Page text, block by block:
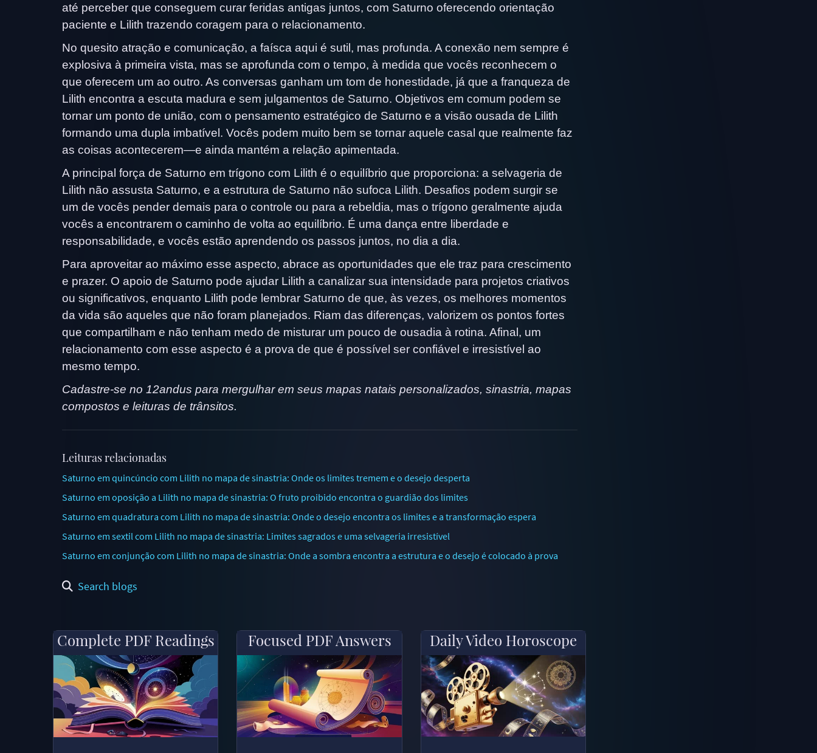
até perceber que conseguem curar feridas antigas juntos, com Saturno oferecendo orientação
paciente e Lilith trazendo coragem para o relacionamento.
No quesito atração e comunicação, a faísca aqui é sutil, mas profunda. A conexão nem sempre é
explosiva à primeira vista, mas se aprofunda com o tempo, à medida que vocês reconhecem o
que oferecem um ao outro. As conversas ganham um tom de honestidade, já que a franqueza de
Lilith encontra a escuta madura e sem julgamentos de Saturno. Objetivos em comum podem se
tornar um ponto de união, com o pensamento estratégico de Saturno e a visão ousada de Lilith
formando uma dupla imbatível. Vocês podem muito bem se tornar aquele casal que realmente faz
as coisas acontecerem—e ainda mantém a relação apimentada.
A principal força de Saturno em trígono com Lilith é o equilíbrio que proporciona: a selvageria de
Lilith não assusta Saturno, e a estrutura de Saturno não sufoca Lilith. Desafios podem surgir se
um de vocês pender demais para o controle ou para a rebeldia, mas o trígono geralmente ajuda
vocês a encontrarem o caminho de volta ao equilíbrio. É uma dança entre liberdade e
responsabilidade, e vocês estão aprendendo os passos juntos, no dia a dia.
Para aproveitar ao máximo esse aspecto, abrace as oportunidades que ele traz para crescimento
e prazer. O apoio de Saturno pode ajudar Lilith a canalizar sua intensidade para projetos criativos
ou significativos, enquanto Lilith pode lembrar Saturno de que, às vezes, os melhores momentos
da vida são aqueles que não foram planejados. Riam das diferenças, valorizem os pontos fortes
que compartilham e não tenham medo de misturar um pouco de ousadia à rotina. Afinal, um
relacionamento com esse aspecto é a prova de que é possível ser confiável e irresistível ao
mesmo tempo.
Cadastre-se no 12andus para mergulhar em seus mapas natais personalizados, sinastria, mapas
compostos e leituras de trânsitos.
Leituras relacionadas
Saturno em quincúncio com Lilith no mapa de sinastria: Onde os limites tremem e o desejo desperta
Saturno em oposição a Lilith no mapa de sinastria: O fruto proibido encontra o guardião dos limites
Saturno em quadratura com Lilith no mapa de sinastria: Onde o desejo encontra os limites e a transformação espera
Saturno em sextil com Lilith no mapa de sinastria: Limites sagrados e uma selvageria irresistível
Saturno em conjunção com Lilith no mapa de sinastria: Onde a sombra encontra a estrutura e o desejo é colocado à prova
Search blogs
Complete PDF Readings Focused PDF Answers Daily Video Horoscope